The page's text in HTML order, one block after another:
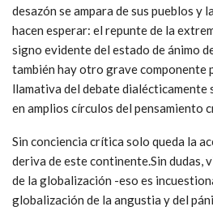
desazón se ampara de sus pueblos y
hacen esperar: el repunte de la
signo evidente del estado de ánimo
también hay otro grave componente
llamativa del debate dialécticamente
en amplios círculos del pensamiento
Sin conciencia crítica solo queda la
deriva de este continente.Sin dudas,
de la globalización -eso es
globalización de la angustia y del